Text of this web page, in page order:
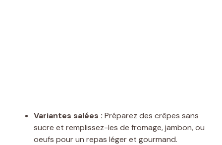
Variantes salées : Préparez des crêpes sans
sucre et remplissez-les de fromage, jambon, ou
oeufs pour un repas léger et gourmand.